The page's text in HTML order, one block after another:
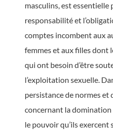
masculins, est
responsabilité et
comptes incombent aux
femmes et aux filles dont
qui ont besoin d’être
l’exploitation sexuelle.
persistance de normes et
concernant la
le pouvoir qu’ils exercent